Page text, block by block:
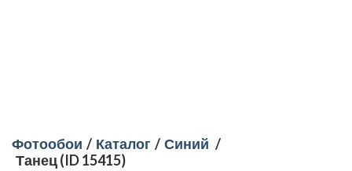
Фотообои / Каталог / Синий /
Танец (ID 15415)